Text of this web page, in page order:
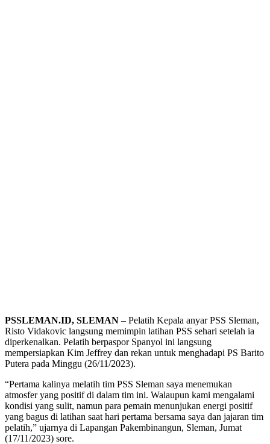
PSSLEMAN.ID, SLEMAN – Pelatih Kepala anyar PSS Sleman,
Risto Vidakovic langsung memimpin latihan PSS sehari setelah ia
diperkenalkan. Pelatih berpaspor Spanyol ini langsung
mempersiapkan Kim Jeffrey dan rekan untuk menghadapi PS Barito
Putera pada Minggu (26/11/2023).
“Pertama kalinya melatih tim PSS Sleman saya menemukan
atmosfer yang positif di dalam tim ini. Walaupun kami mengalami
kondisi yang sulit, namun para pemain menunjukan energi positif
yang bagus di latihan saat hari pertama bersama saya dan jajaran tim
pelatih,” ujarnya di Lapangan Pakembinangun, Sleman, Jumat
(17/11/2023) sore.